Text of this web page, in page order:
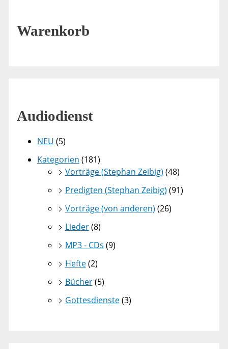
Warenkorb
Audiodienst
NEU (5)
Kategorien (181)
Vorträge (Stephan Zeibig) (48)
Predigten (Stephan Zeibig) (91)
Vorträge (von anderen) (26)
Lieder(8)
MP3 - CDs (9)
Hefte(2)
Bücher(5)
Gottesdienste(3)